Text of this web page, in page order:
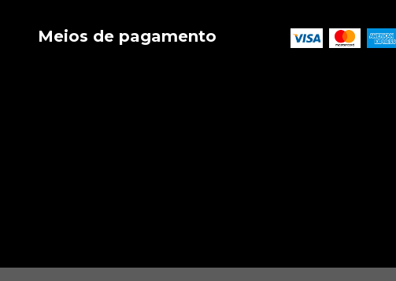
Meios de pagamento